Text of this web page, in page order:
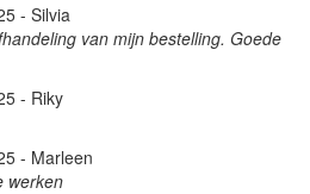
- Silvia
van mijn bestelling. Goede
- Riky
- Marleen
werken